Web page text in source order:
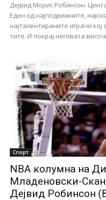
Дејвид Морис Робинсон.
Еден од најподвижните,
најталентираните играчи кој
тите. И покрај неговата
Спорт
NBA колумна на
Младеновски-
Дејвид Робинсон